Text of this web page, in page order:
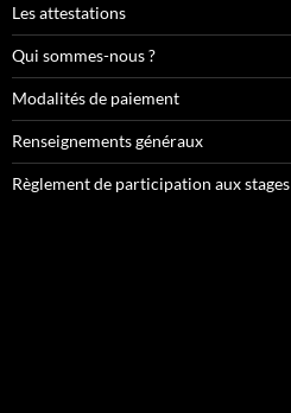
Les attestations
Qui sommes-nous ?
Modalités de paiement
Renseignements généraux
Règlement de participation aux stages